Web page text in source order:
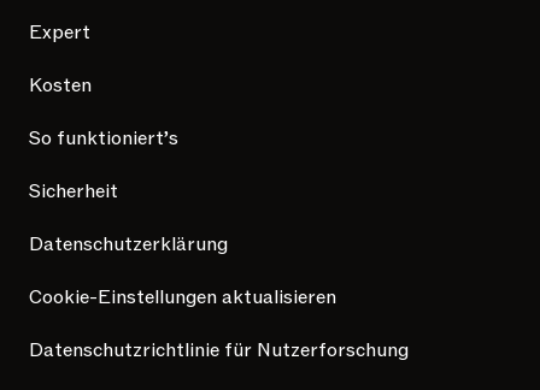
Expert
Kosten
So funktioniert’s
Sicherheit
Datenschutzerklärung
Cookie-Einstellungen aktualisieren
Datenschutzrichtlinie für Nutzerforschung